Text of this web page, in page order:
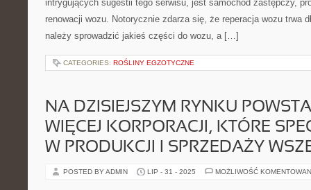
intrygujących sugestii tego serwisu, jest samochód zastępczy,
renowacji wozu. Notorycznie zdarza się, że reperacja wozu trwa
należy sprowadzić jakieś części do wozu, a […]
CATEGORIES: ROŚLINY EGZOTYCZNE
NA DZISIEJSZYM RYNKU
WIĘCEJ KORPORACJI, KTÓRE
W PRODUKCJI I SPRZEDAŻY
POSTED BY ADMIN LIP - 31 - 2025 MOŻLIWOŚĆ